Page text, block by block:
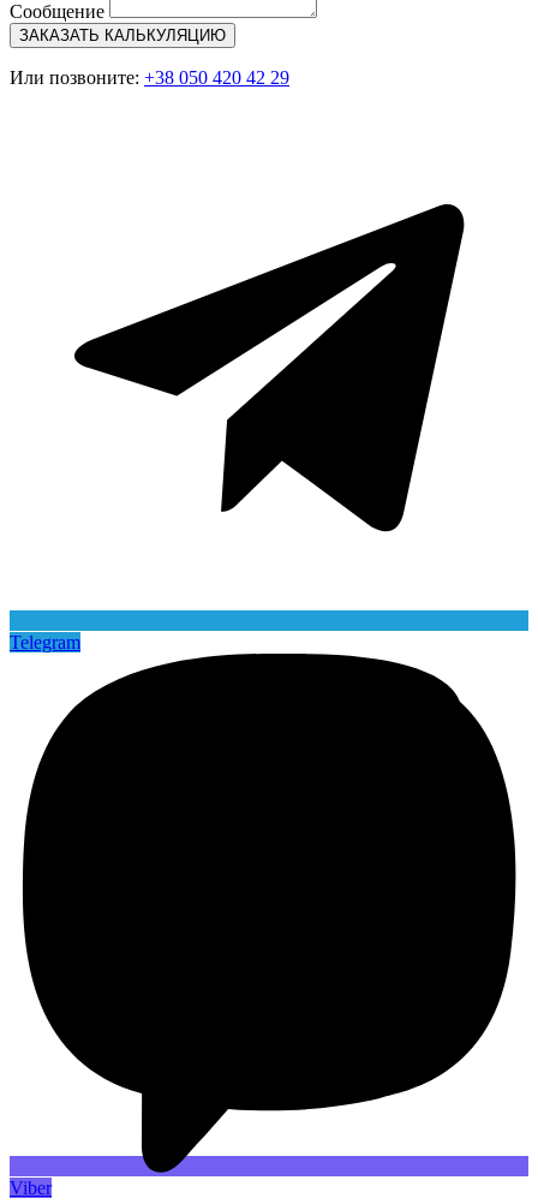
Сообщение
ЗАКАЗАТЬ КАЛЬКУЛЯЦИЮ
Или позвоните: +38 050 420 42 29
Telegram
Viber